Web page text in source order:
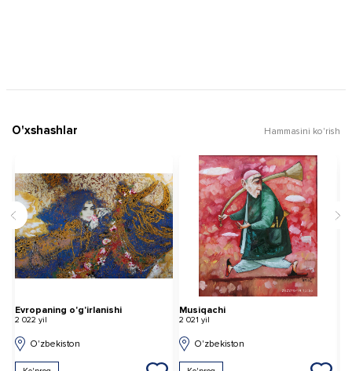
O'xshashlar Hammasini ko'rish
Evropaning o'g'irlanishi
2 022 yil
O'zbekiston
Musiqachi
2 021 yil
O'zbekiston